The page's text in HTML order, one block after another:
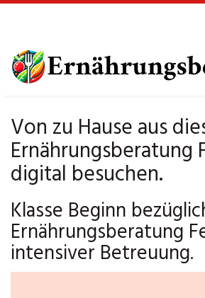
main
content
Von zu Hause aus
Ernährungsberatung
digital besuchen.
Klasse Beginn
Ernährungsberatung
intensiver Betreuung.